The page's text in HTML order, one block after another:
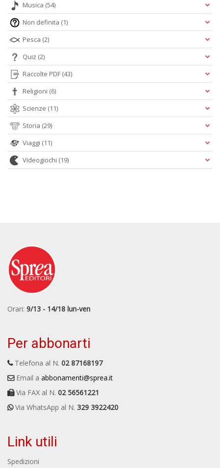
Musica (54)
Non definita (1)
Pesca (2)
Quiz (2)
Raccolte PDF (43)
Religioni (6)
Scienze (11)
Storia (29)
Viaggi (11)
Videogiochi (19)
Orari: 9/13 - 14/18 lun-ven
Per abbonarti
Telefona al N. 02 87168197
Email a abbonamenti@sprea.it
Via FAX al N. 02 56561221
Via WhatsApp al N. 329 3922420
Link utili
Spedizioni